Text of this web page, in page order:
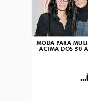
MODA PARA
ACIMA DOS 50